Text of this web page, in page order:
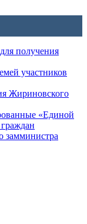
получения
участников
Жириновского
«Единой
замминистра